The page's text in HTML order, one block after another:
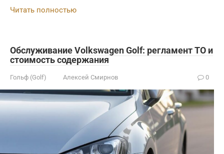
Читать полностью
Обслуживание Volkswagen Golf: регламент ТО и
стоимость содержания
Гольф (Golf) Алексей Смирнов 0